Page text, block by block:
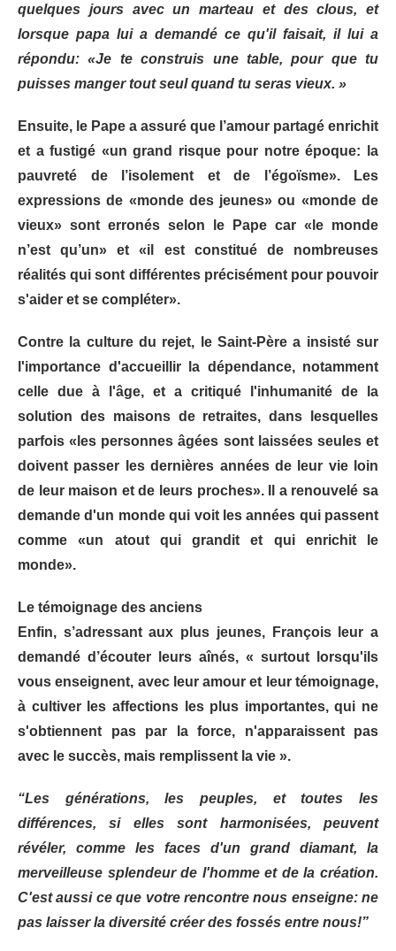
quelques jours avec un marteau et des clous, et
lorsque papa lui a demandé ce qu'il faisait, il lui a
répondu: «Je te construis une table, pour que tu
puisses manger tout seul quand tu seras vieux. »
Ensuite, le Pape a assuré que l’amour partagé enrichit
et a fustigé «un grand risque pour notre époque: la
pauvreté de l’isolement et de l’égoïsme». Les
expressions de «monde des jeunes» ou «monde de
vieux» sont erronés selon le Pape car «le monde
n’est qu’un» et «il est constitué de nombreuses
réalités qui sont différentes précisément pour pouvoir
s'aider et se compléter».
Contre la culture du rejet, le Saint-Père a insisté sur
l'importance d'accueillir la dépendance, notamment
celle due à l'âge, et a critiqué l'inhumanité de la
solution des maisons de retraites, dans lesquelles
parfois «les personnes âgées sont laissées seules et
doivent passer les dernières années de leur vie loin
de leur maison et de leurs proches». Il a renouvelé sa
demande d'un monde qui voit les années qui passent
comme «un atout qui grandit et qui enrichit le
monde».
Le témoignage des anciens
Enfin, s’adressant aux plus jeunes, François leur a
demandé d’écouter leurs aînés, « surtout lorsqu'ils
vous enseignent, avec leur amour et leur témoignage,
à cultiver les affections les plus importantes, qui ne
s'obtiennent pas par la force, n'apparaissent pas
avec le succès, mais remplissent la vie ».
“Les générations, les peuples, et toutes les
différences, si elles sont harmonisées, peuvent
révéler, comme les faces d'un grand diamant, la
merveilleuse splendeur de l'homme et de la création.
C'est aussi ce que votre rencontre nous enseigne: ne
pas laisser la diversité créer des fossés entre nous!”